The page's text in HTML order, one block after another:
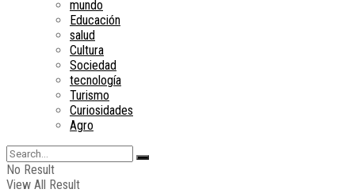
mundo
Educación
salud
Cultura
Sociedad
tecnología
Turismo
Curiosidades
Agro
No Result
View All Result